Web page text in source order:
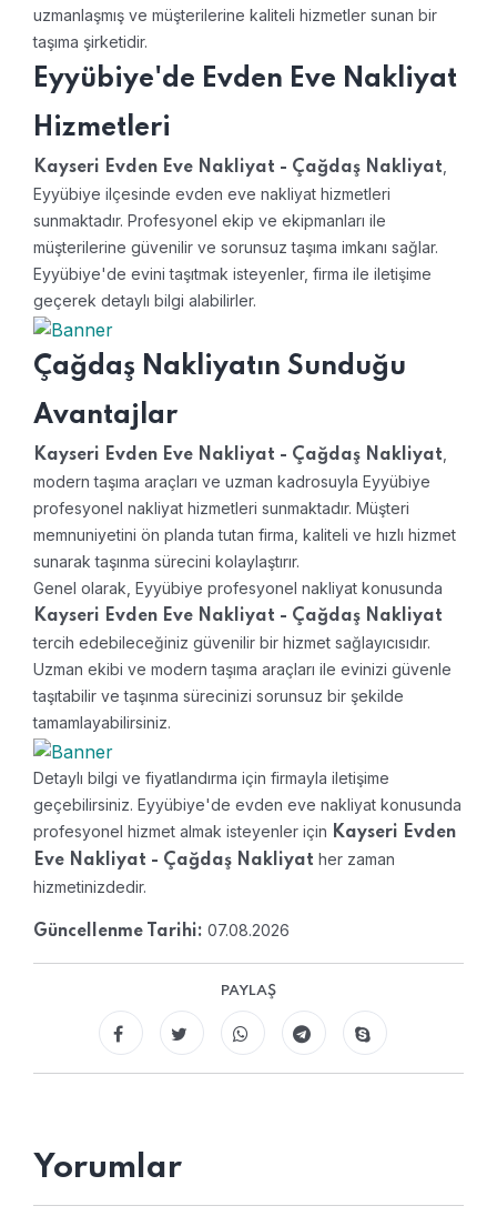
uzmanlaşmış ve müşterilerine kaliteli hizmetler sunan bir
taşıma şirketidir.
Eyyübiye'de Evden Eve Nakliyat
Hizmetleri
Kayseri Evden Eve Nakliyat - Çağdaş Nakliyat
Eyyübiye ilçesinde evden eve nakliyat hizmetleri
sunmaktadır. Profesyonel ekip ve ekipmanları ile
müşterilerine güvenilir ve sorunsuz taşıma imkanı sağlar.
Eyyübiye'de evini taşıtmak isteyenler, firma ile iletişime
geçerek detaylı bilgi alabilirler.
Çağdaş Nakliyatın Sunduğu
Avantajlar
Kayseri Evden Eve Nakliyat - Çağdaş Nakliyat
modern taşıma araçları ve uzman kadrosuyla Eyyübiye
profesyonel nakliyat hizmetleri sunmaktadır. Müşteri
memnuniyetini ön planda tutan firma, kaliteli ve hızlı hizmet
sunarak taşınma sürecini kolaylaştırır.
Genel olarak, Eyyübiye profesyonel nakliyat konusunda
Kayseri Evden Eve Nakliyat - Çağdaş Nakliyat
tercih edebileceğiniz güvenilir bir hizmet sağlayıcısıdır.
Uzman ekibi ve modern taşıma araçları ile evinizi güvenle
taşıtabilir ve taşınma sürecinizi sorunsuz bir şekilde
tamamlayabilirsiniz.
Detaylı bilgi ve fiyatlandırma için firmayla iletişime
geçebilirsiniz. Eyyübiye'de evden eve nakliyat konusunda
profesyonel hizmet almak isteyenler için Kayseri Evden
Eve Nakliyat - Çağdaş Nakliyat her zaman
hizmetinizdedir.
Güncellenme Tarihi: 07.08.2026
PAYLAŞ
Yorumlar